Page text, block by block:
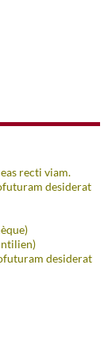
recti viam.
desiderat
desiderat